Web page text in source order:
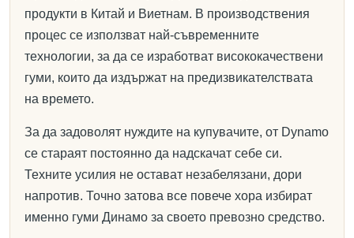
продукти в Китай и Виетнам. В производствения
процес се използват най-съвременните
технологии, за да се изработват висококачествени
гуми, които да издържат на предизвикателствата
на времето.
За да задоволят нуждите на купувачите, от Dynamo
се стараят постоянно да надскачат себе си.
Техните усилия не остават незабелязани, дори
напротив. Точно затова все повече хора избират
именно гуми Динамо за своето превозно средство.